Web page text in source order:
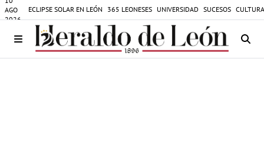
AGO
2026
ECLIPSE SOLAR EN LEÓN 365 LEONESES UNIVERSIDAD SUCESOS